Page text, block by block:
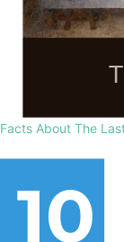
Facts About The